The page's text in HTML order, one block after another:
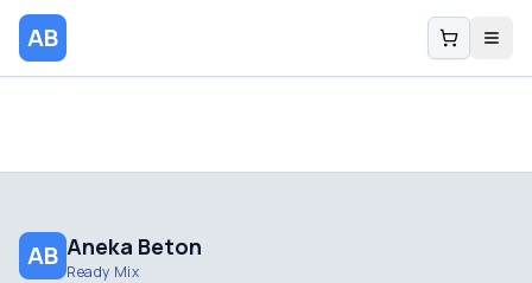
AB
AB Aneka Beton
Ready Mix